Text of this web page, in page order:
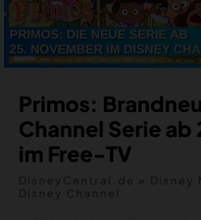
DEALS
MEIN HQ
50
Primos:
Channel Serie
im Free-TV